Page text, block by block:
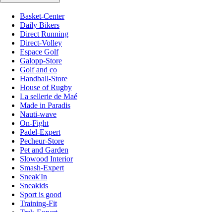
Basket-Center
Daily Bikers
Direct Running
Direct-Volley
Espace Golf
Galopp-Store
Golf and co
Handball-Store
House of Rugby
La sellerie de Maé
Made in Paradis
Nauti-wave
On-Fight
Padel-Expert
Pecheur-Store
Pet and Garden
Slowood Interior
Smash-Expert
Sneak'In
Sneakids
Sport is good
Training-Fit